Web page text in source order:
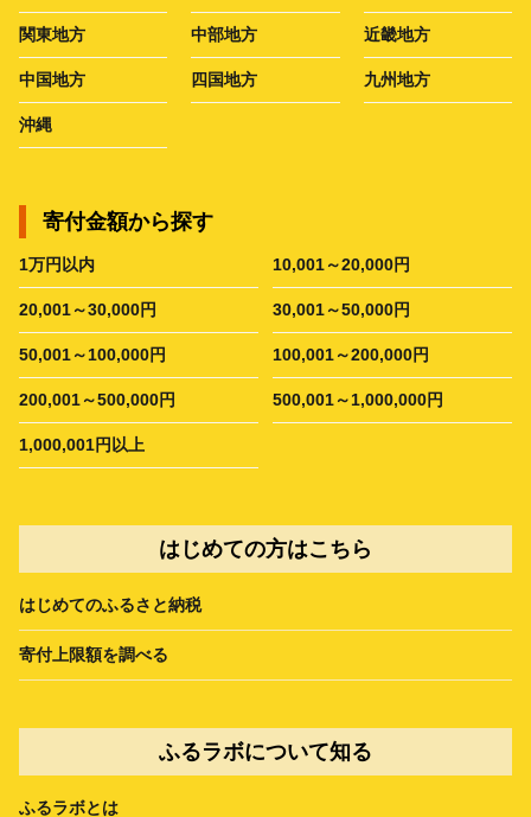
関東地方 中部地方 近畿地方
中国地方 四国地方 九州地方
沖縄
寄付金額から探す
1万円以内 10,001～20,000円
20,001～30,000円 30,001～50,000円
50,001～100,000円 100,001～200,000円
200,001～500,000円 500,001～1,000,000円
1,000,001円以上
はじめての方はこちら
はじめてのふるさと納税
寄付上限額を調べる
ふるラボについて知る
ふるラボとは